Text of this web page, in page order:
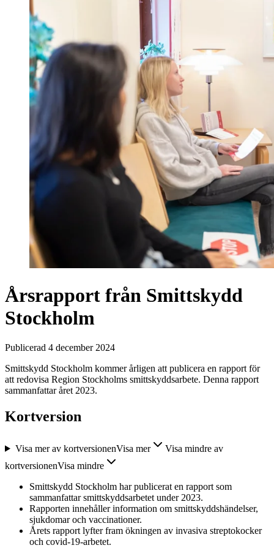
Årsrapport från Smittskydd
Stockholm
Publicerad 4 december 2024
Smittskydd Stockholm kommer årligen att publicera en rapport för
att redovisa Region Stockholms smittskyddsarbete. Denna rapport
sammanfattar året 2023.
Kortversion
Visa mer av kortversionenVisa mer
Visa mindre av
kortversionenVisa mindre
Smittskydd Stockholm har publicerat en rapport som
sammanfattar smittskyddsarbetet under 2023.
Rapporten innehåller information om smittskyddshändelser,
sjukdomar och vaccinationer.
Årets rapport lyfter fram ökningen av invasiva streptokocker
och covid-19-arbetet.